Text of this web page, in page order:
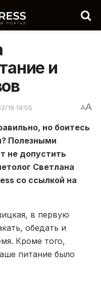
и
19 14:05 AA
но боитесь
Полезными
не допустить
Светлана
со ссылкой на
в первую
обедать и
Кроме того,
питание было